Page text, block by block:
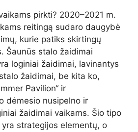
pirkti? 2020–2021 m.
reitingą sudaro daugybė
kurie patiks skirtingų
Šaunūs stalo žaidimai
loginiai žaidimai, lavinantys
žaidimai, be kita ko,
Pavilion“ ir
dėmesio nusipelno ir
žaidimai vaikams. Šio tipo
strategijos elementų, o